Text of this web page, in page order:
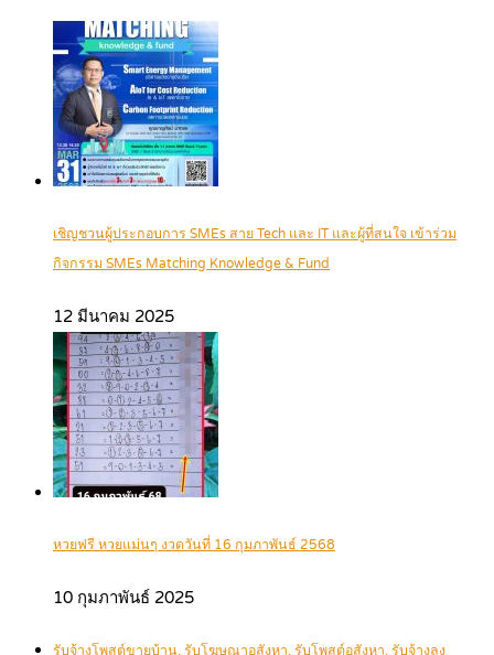
เชิญชวนผู้ประกอบการ SMEs สาย Tech และ IT และผู้ที่สนใจ เข้าร่วม
กิจกรรม SMEs Matching Knowledge & Fund
12 มีนาคม 2025
หวยฟรี หวยแม่นๆ งวดวันที่ 16 กุมภาพันธ์ 2568
10 กุมภาพันธ์ 2025
รับจ้างโพสต์ขายบ้าน, รับโฆษณาอสังหา, รับโพสต์อสังหา, รับจ้างลง